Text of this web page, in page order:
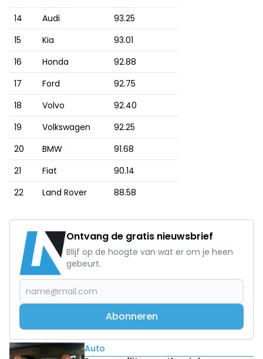
14
Audi
93.25
15
Kia
93.01
16
Honda
92.88
17
Ford
92.75
18
Volvo
92.40
19
Volkswagen
92.25
20
BMW
91.68
21
Fiat
90.14
22
Land Rover 88.58
Ontvang de gratis nieuwsbrief
Blijf op de hoogte van wat er om je heen
gebeurt.
Abonneren
Lees ook
Auto